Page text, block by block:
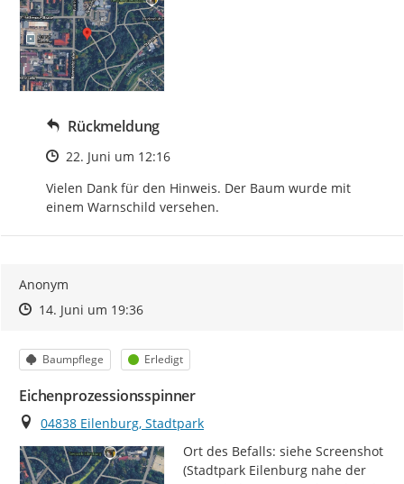
Rückmeldung
Zeitpunkt des Erstellens
22. Juni um 12:16
Vielen Dank für den Hinweis. Der Baum wurde mit
einem Warnschild versehen.
Anonym
Zeitpunkt des Erstellens
Zeitpunkt des Erstellens
14. Juni um 19:36Zur Äußerung
Kategorie
Baumpflege Status
Erledigt
Eichenprozessionsspinner
Ort
04838 Eilenburg, Stadtpark
Ort des Befalls: siehe Screenshot
(Stadtpark Eilenburg nahe der